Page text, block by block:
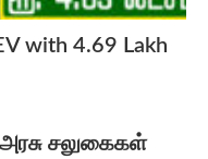
with 4.69 Lakh
சலுகைகள்